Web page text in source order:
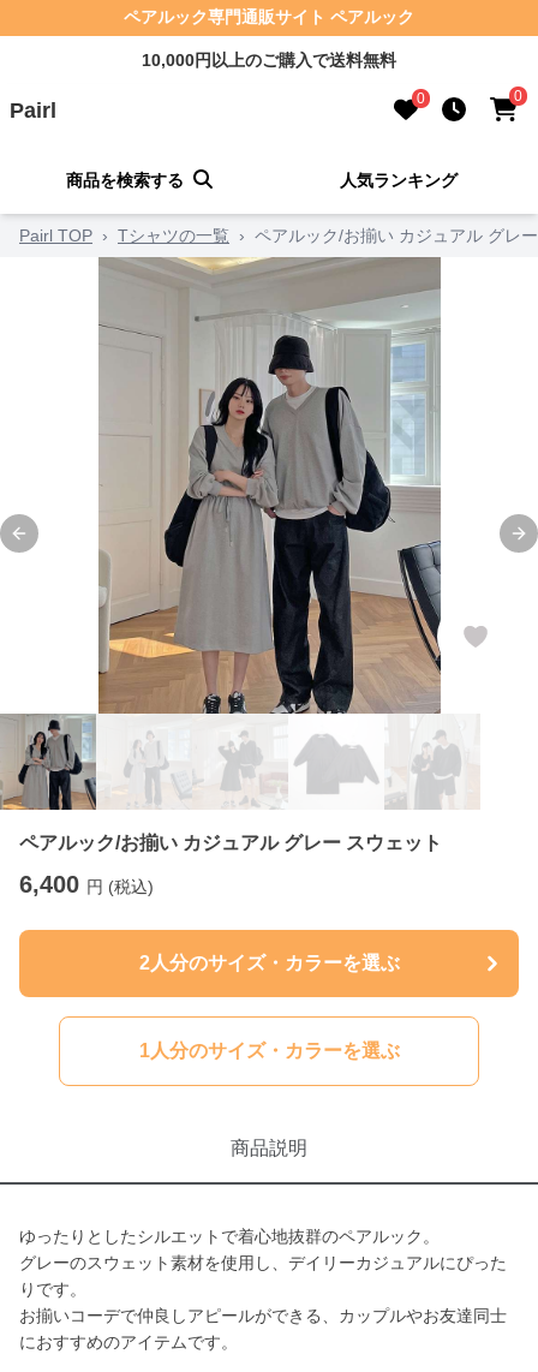
ペアルック専門通販サイト ペアルック
10,000円以上のご購入で送料無料
Pairl 0 0
商品を検索する 人気ランキング
Pairl TOP › Tシャツの一覧 › ペアルック/お揃い カジュアル グレ
Previous slide
ペアルック/お揃い カジュアル グレー スウェット
6,400 円 (税込)
2人分のサイズ・カラーを選ぶ
1人分のサイズ・カラーを選ぶ
商品説明
ゆったりとしたシルエットで着心地抜群のペアルック。
グレーのスウェット素材を使用し、デイリーカジュアルにぴった
りです。
お揃いコーデで仲良しアピールができる、カップルやお友達同士
におすすめのアイテムです。